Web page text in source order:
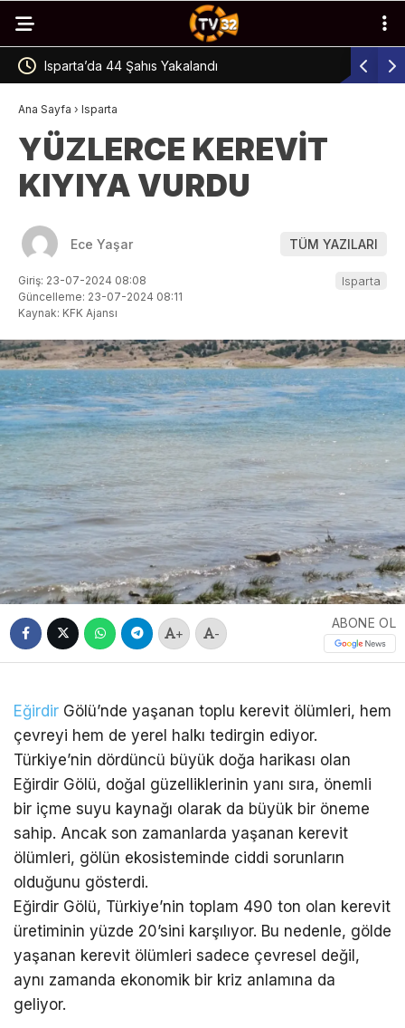
E-Sınav Merkezi’nde Temizlik Çalışması
Ana Sayfa › Isparta
YÜZLERCE KEREVİT
KIYIYA VURDU
Ece Yaşar TÜM YAZILARI
Giriş: 23-07-2024 08:08
Güncelleme: 23-07-2024 08:11
Kaynak: KFK Ajansı
Isparta
+ -
ABONE OL
Eğirdir Gölü’nde yaşanan toplu kerevit ölümleri, hem
çevreyi hem de yerel halkı tedirgin ediyor.
Türkiye’nin dördüncü büyük doğa harikası olan
Eğirdir Gölü, doğal güzelliklerinin yanı sıra, önemli
bir içme suyu kaynağı olarak da büyük bir öneme
sahip. Ancak son zamanlarda yaşanan kerevit
ölümleri, gölün ekosisteminde ciddi sorunların
olduğunu gösterdi.
Eğirdir Gölü, Türkiye’nin toplam 490 ton olan kerevit
üretiminin yüzde 20’sini karşılıyor. Bu nedenle, gölde
yaşanan kerevit ölümleri sadece çevresel değil,
aynı zamanda ekonomik bir kriz anlamına da
geliyor.